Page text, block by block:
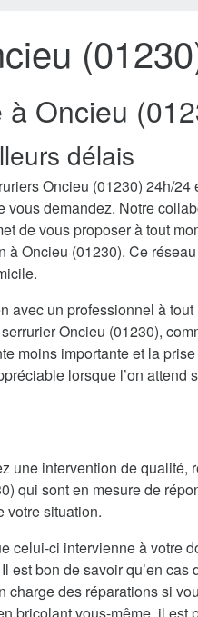
Oncieu
délais
Oncieu (01230) 24h/24
vous demandez. Notre
de vous proposer à tout
à Oncieu (01230). Ce
avec un professionnel à tout
Oncieu (01230),
moins importante et la
lorsque l’on attend
une intervention de qualité,
qui sont en mesure de
votre situation.
celui-ci intervienne à votre
est bon de savoir qu’en cas
charge des réparations si